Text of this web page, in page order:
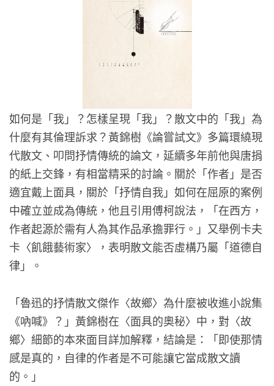
如何是「我」？怎樣呈現「我」？散文中的「我」為
什麼有其倫理訴求？黃錦樹《論嘗試文》多篇環繞現
代散文、叩問抒情傳統的論文，延續多年前他與唐捐
的紙上交鋒，有相當精采的討論。關於「作者」是否
適宜戴上面具，關於「抒情自我」如何在屈原的案例
中確立並成為傳統，他且引用傅柯說法，「在西方，
作者起源於需有人為其作品承擔罪行。」又舉例卡夫
卡〈飢餓藝術家〉，表明散文能否虛構乃屬「道德自
律」。
「魯迅的抒情散文傑作〈故鄉〉為什麼被收進小說集
《吶喊》？」黃錦樹在〈面具的奧秘〉中，對〈故
鄉〉細節的本來面目詳加解釋，結論是：「即使那情
感是真的，自律的作者是不可能讓它當成散文讀
的。」